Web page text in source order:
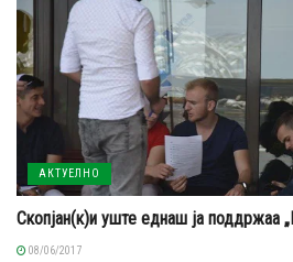
АКТУЕЛНО
Скопјан(к)и уште еднаш ја поддржаа
08/06/2017